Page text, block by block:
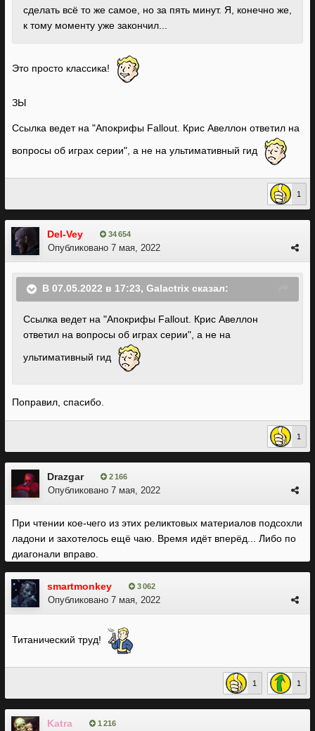
сделать всё то же самое, но за пять минут. Я, конечно же,
к тому моменту уже закончил...
Это просто классика!
ЗЫ
Ссылка ведет на "Апокрифы Fallout. Крис Авеллон ответил на
вопросы об играх серии", а не на ультимативный гид
1
Del-Vey 34 654
Опубликовано 7 мая, 2022
В 07.05.2022 в 17:23, Galactrix сказал:
Ссылка ведет на "Апокрифы Fallout. Крис Авеллон
ответил на вопросы об играх серии", а не на
ультимативный гид
Поправил, спасибо.
1
Drazgar 2 166
Опубликовано 7 мая, 2022
При чтении кое-чего из этих реликтовых материалов подсохли
ладони и захотелось ещё чаю. Время идёт вперёд... Либо по
диагонали вправо.
smartmonkey 3 062
Опубликовано 7 мая, 2022
Титанический труд!
1 1
Katra 1 216